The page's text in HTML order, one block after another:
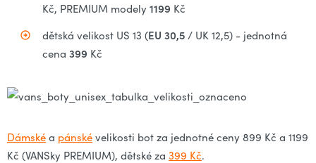
Kč, PREMIUM modely 1199 Kč
dětská velikost US 13 (EU 30,5 / UK 12,5) - jednotná
cena 399 Kč
Dámské a pánské velikosti bot za jednotné ceny 899 Kč a 1199
Kč (VANSky PREMIUM), dětské za 399 Kč.